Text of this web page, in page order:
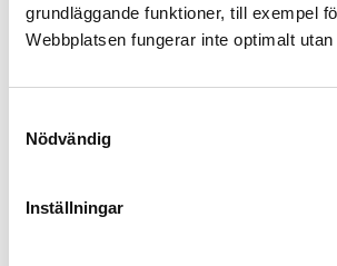
grundläggande funktioner, till exempel
Webbplatsen fungerar inte optimalt
Nödvändig
Inställningar
ersättning. Det kan ske
utvidgning av
Ljudböckerna utgör idag en
biblioteksutlåningen,
enda grupp som står utanför